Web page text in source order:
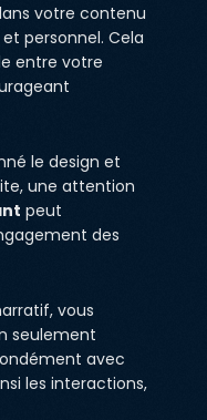
votre contenu
personnel. Cela
entre votre
le design et
une attention
peut
des
vous
seulement
avec
les interactions,